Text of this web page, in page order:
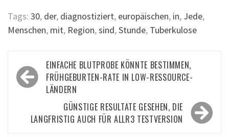
Tags: 30, der, diagnostiziert, europäischen, in, Jede,
Menschen, mit, Region,sind,Stunde, Tuberkulose
Beitragsnavigation
EINFACHE BLUTPROBE KÖNNTE BESTIMMEN,
FRÜHGEBURTEN-RATE IN LOW-RESSOURCE-
LÄNDERN
GÜNSTIGE RESULTATE GESEHEN, DIE
LANGFRISTIG AUCH FÜR ALLR3 TESTVERSION